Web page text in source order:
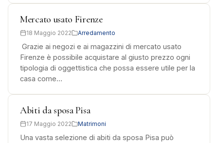
Mercato usato Firenze
18 Maggio 2022 Arredamento
Grazie ai negozi e ai magazzini di mercato usato
Firenze è possibile acquistare al giusto prezzo ogni
tipologia di oggettistica che possa essere utile per la
casa come…
Abiti da sposa Pisa
17 Maggio 2022 Matrimoni
Una vasta selezione di abiti da sposa Pisa può